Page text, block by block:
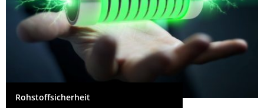
Rohstoffsicherheit